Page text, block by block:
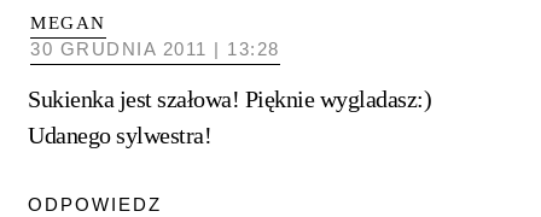
MEGAN
30 GRUDNIA 2011 | 13:28
Sukienka jest szałowa! Pięknie wygladasz:)
Udanego sylwestra!
ODPOWIEDZ